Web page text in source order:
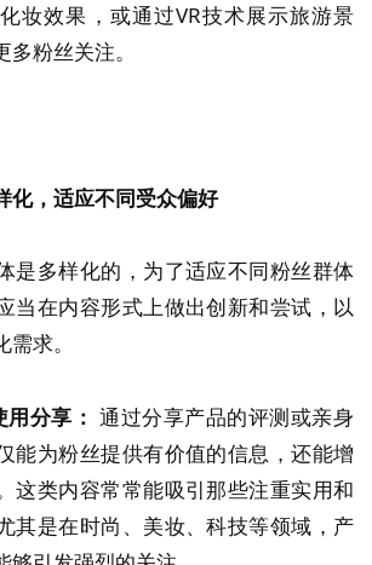
妆效果，或通过VR技术展示旅游景
粉丝关注。
化，适应不同受众偏好
是多样化的，为了适应不同粉丝群体
当在内容形式上做出创新和尝试，以
求。
分享： 通过分享产品的评测或亲身
能为粉丝提供有价值的信息，还能增
这类内容常常能吸引那些注重实用和
其是在时尚、美妆、科技等领域，产